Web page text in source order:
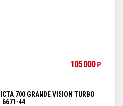
105 000₽
700 GRANDE VISION TURBO
6671-44